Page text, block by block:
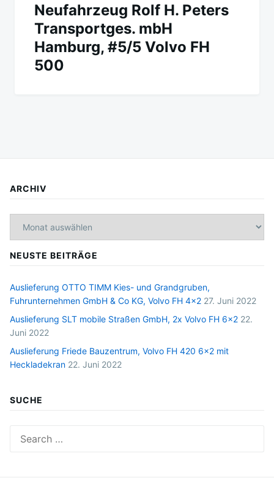
Neufahrzeug Rolf H. Peters
Transportges. mbH
Hamburg, #5/5 Volvo FH
500
ARCHIV
NEUSTE BEITRÄGE
Auslieferung OTTO TIMM Kies- und Grandgruben,
Fuhrunternehmen GmbH & Co KG, Volvo FH 4×2 27. Juni 2022
Auslieferung SLT mobile Straßen GmbH, 2x Volvo FH 6×2 22.
Juni 2022
Auslieferung Friede Bauzentrum, Volvo FH 420 6×2 mit
Heckladekran 22. Juni 2022
SUCHE
for: